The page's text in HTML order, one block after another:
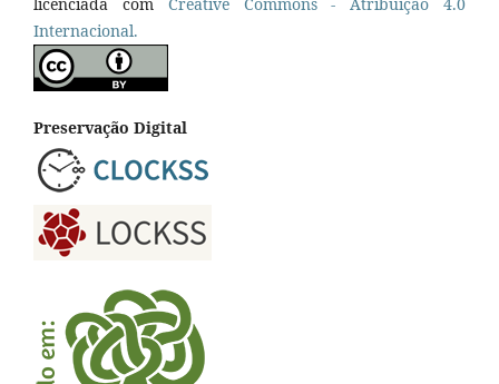
Internacional.
Preservação Digital